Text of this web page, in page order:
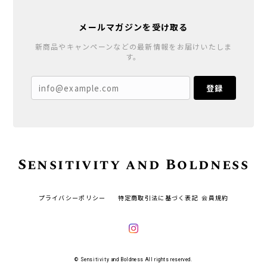
メールマガジンを受け取る
新商品やキャンペーンなどの最新情報をお届けいたしま
す。
登録
Sensitivity and Boldness
プライバシーポリシー 特定商取引法に基づく表記 会員規約
© Sensitivity and Boldness All rights reserved.